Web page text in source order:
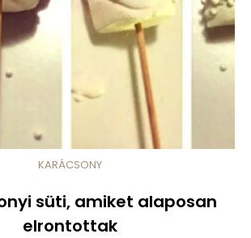
KARÁCSONY
süti, amiket alaposan
elrontottak